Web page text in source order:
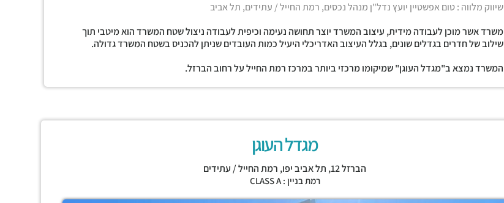
שיווק מלווה : טום אפשטיין יועץ נדל"ן מנהל נכסים, רמת החייל / עתידים, תל אביב
משרד אשר מוכן לעבודה מידית, עיצוב המשרד יוצר תחושה נעימה וכיפית לעבודה ניצול שטח המשרד הוא מיטבי תוך
שילוב של חדרים בגדלים שונים, בגלל העיצוב האדריכלי היעיל כמות העובדים שניתן להכניס בשטח המשרד גדולה.
המשרד נמצא ב"מגדל העוגן" שמיקומו מרכזי ביותר במרכז רמת החייל על רחוב הברזל.
מגדל העוגן
הברזל 12, תל אביב יפו, רמת החייל / עתידים
רמת בניין : CLASS A